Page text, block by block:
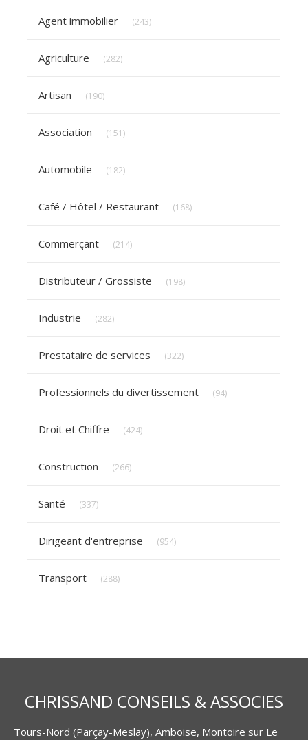
Agent immobilier (243)
Agriculture (282)
Artisan (190)
Association (151)
Automobile (182)
Café / Hôtel / Restaurant (168)
Commerçant (214)
Distributeur / Grossiste (198)
Industrie (282)
Prestataire de services (322)
Professionnels du divertissement (94)
Droit et Chiffre (424)
Construction (266)
Santé (337)
Dirigeant d'entreprise (954)
Transport (288)
CHRISSAND CONSEILS & ASSOCIES
Tours-Nord (Parçay-Meslay), Amboise, Montoire sur Le